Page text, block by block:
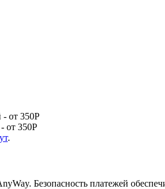
- от 350Р
от 350Р
.
Безопасность платежей